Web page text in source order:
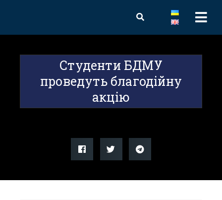
Студенти БДМУ
проведуть благодійну
акцію